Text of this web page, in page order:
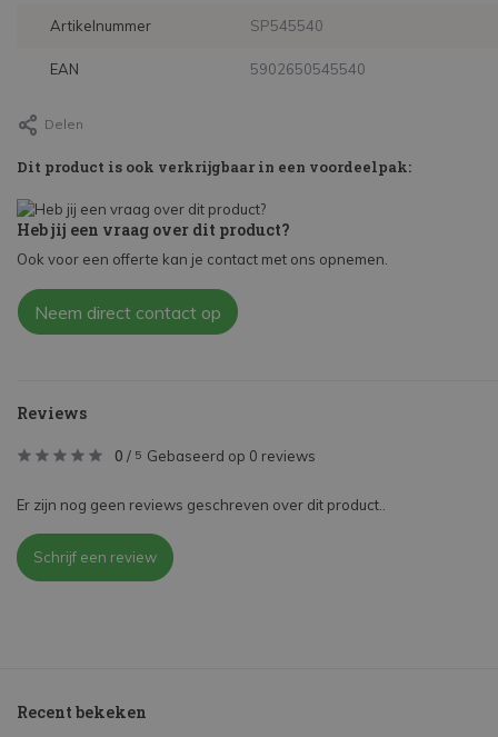
Artikelnummer SP545540
EAN 5902650545540
Delen
Dit product is ook verkrijgbaar in een voordeelpak:
Heb jij een vraag over dit product?
Ook voor een offerte kan je contact met ons opnemen.
Neem direct contact op
Reviews
0 / 5 Gebaseerd op 0 reviews
Er zijn nog geen reviews geschreven over dit product..
Schrijf een review
Recent bekeken